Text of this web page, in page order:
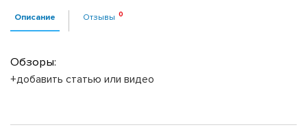
Описание Отзывы
Обзоры:
+добавить статью или видео